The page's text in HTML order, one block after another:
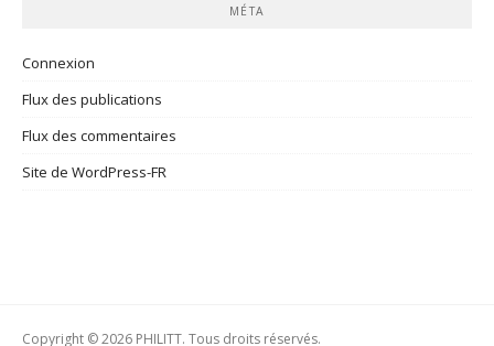
MÉTA
Connexion
Flux des publications
Flux des commentaires
Site de WordPress-FR
Copyright © 2026 PHILITT. Tous droits réservés.